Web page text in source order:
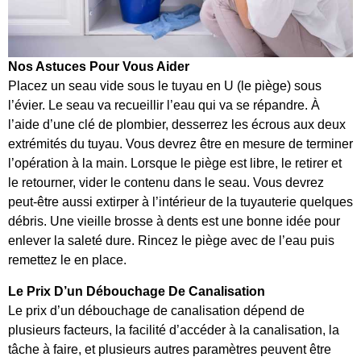
Nos Astuces Pour Vous Aider
Placez un seau vide sous le tuyau en U (le piège) sous
l’évier. Le seau va recueillir l’eau qui va se répandre. À
l’aide d’une clé de plombier, desserrez les écrous aux deux
extrémités du tuyau. Vous devrez être en mesure de terminer
l’opération à la main. Lorsque le piège est libre, le retirer et
le retourner, vider le contenu dans le seau. Vous devrez
peut-être aussi extirper à l’intérieur de la tuyauterie quelques
débris. Une vieille brosse à dents est une bonne idée pour
enlever la saleté dure. Rincez le piège avec de l’eau puis
remettez le en place.
Le Prix D’un Débouchage De Canalisation
Le prix d’un débouchage de canalisation dépend de
plusieurs facteurs, la facilité d’accéder à la canalisation, la
tâche à faire, et plusieurs autres paramètres peuvent être